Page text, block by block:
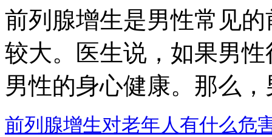
前列腺增生是男性常见
较大。医生说，如果男
男性的身心健康。那么，
前列腺增生对老年人有什么危